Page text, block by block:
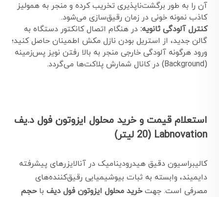
آن را به طور برگشت‌ناپذیری تخریب کرده و منجر به همولیز
کاذب نمونه خونی در زمان رقیق‌سازی می‌شود.
کنترل آلودگی ثانویه: در هنگام اتصال کانکتور دستگاه به
گالن جدید، از استریل بودن نازل مکش اطمینان حاصل کنید؛
ورود هرگونه آلودگی خارجی منجر به بالا رفتن نویز پس‌زمینه
(Background) در کانال شمارش پلاکت‌ها می‌گردد.
استعلام قیمت و خرید محلول ایزوتون فول د.یف
Labnovation (20 لیتر)
کالیبراسیون دقیق هیدرودینامیک در آنالایزرهای پیشرفته
دایمیند، وابسته به ثبات بیوشیمیایی رقیق‌کننده‌های
مصرفی است. جهتخرید محلول ایزوتون فول دیف باحجم